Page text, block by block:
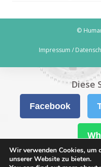
©
Impressum /
Wir verwenden Cookies, um
unserer Website zu bieten.
Diese
Facebook